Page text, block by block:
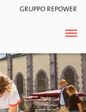
GRUPPO REPOWER